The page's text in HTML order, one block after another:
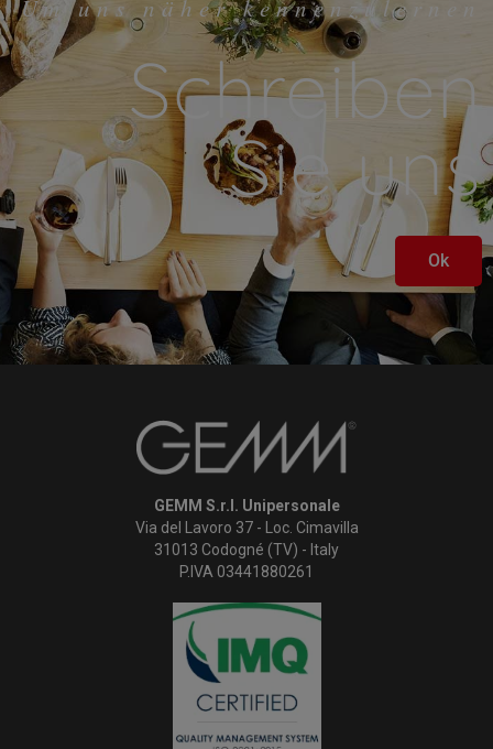
Um uns näher kennenzulernen
Schreiben
Sie uns
Ok
GEMM S.r.l. Unipersonale
Via del Lavoro 37 - Loc. Cimavilla
31013 Codogné (TV) - Italy
P.IVA 03441880261